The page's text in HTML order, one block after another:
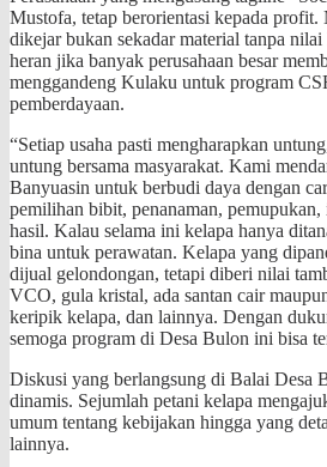
Mustofa, tetap berorientasi kepada
dikejar bukan sekadar material tanpa
heran jika banyak perusahaan besar
menggandeng Kulaku untuk program
pemberdayaan.
“Setiap usaha pasti mengharapkan
untung bersama masyarakat. Kami
Banyuasin untuk berbudi daya dengan
pemilihan bibit, penanaman,
hasil. Kalau selama ini kelapa hanya
bina untuk perawatan. Kelapa yang
dijual gelondongan, tetapi diberi nilai
VCO, gula kristal, ada santan cair
keripik kelapa, dan lainnya. Dengan
semoga program di Desa Bulon ini bisa
Diskusi yang berlangsung di Balai Desa
dinamis. Sejumlah petani kelapa
umum tentang kebijakan hingga yang
lainnya.